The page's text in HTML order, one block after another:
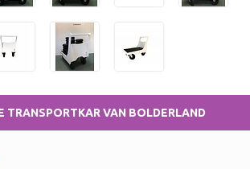
TRANSPORTKAR VAN BOLDERLAND